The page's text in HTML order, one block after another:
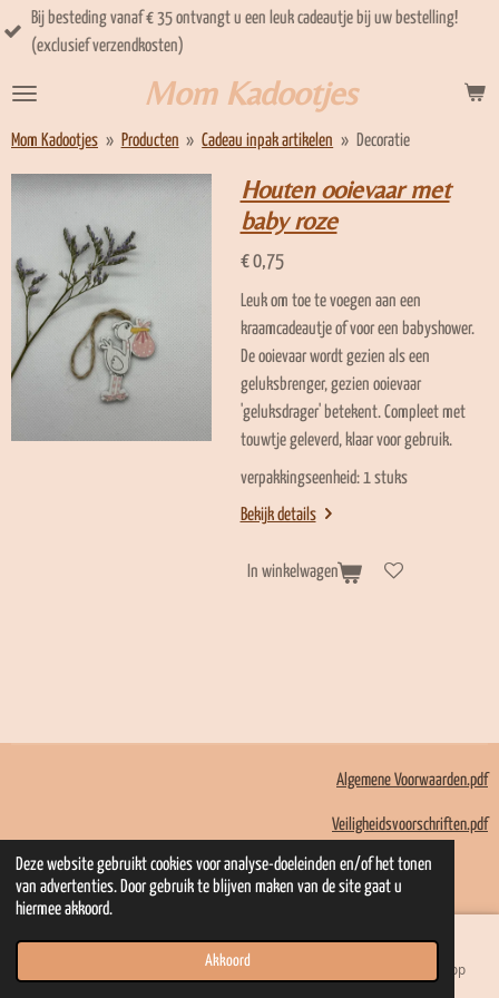
Deze website gebruikt cookies voor analyse-doeleinden en/of het tonen
van advertenties. Door gebruik te blijven maken van de site gaat u
hiermee akkoord.
Akkoord
Ga
direct
de
hoofdinhoud
Mom Kadootjes
€ 35 ontvangt u een leuk cadeautje bij uw bestelling!
U kunt het
Mom Kadootjes » Producten » Cadeau inpak artikelen » Decoratie
Houten ooievaar met
baby roze
€ 0,75
Leuk om toe te voegen aan een
kraamcadeautje of voor een babyshower.
De ooievaar wordt gezien als een
geluksbrenger, gezien ooievaar
'geluksdrager' betekent. Compleet met
touwtje geleverd, klaar voor gebruik.
verpakkingseenheid: 1 stuks
Bekijk details
In winkelwagen
Algemene Voorwaarden.pdf
Veiligheidsvoorschriften.pdf
© 2022 - 2026 Mom Kadootjes
Powered byJouwWeb
Telefoonnummer WhatsApp